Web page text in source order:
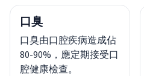
口臭
口臭由口腔疾病造成佔
80-90%，應定期接受口
腔健康檢查。